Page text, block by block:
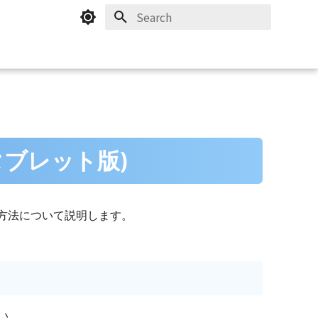
レット版)
について説明します。